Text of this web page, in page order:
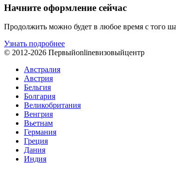
Начните оформление сейчас
Продолжить можно будет в любое время с того
Узнать подробнее
© 2012-2026 Первыйonlineвизовыйцентр
Австралия
Австрия
Бельгия
Болгария
Великобритания
Венгрия
Вьетнам
Германия
Греция
Дания
Индия